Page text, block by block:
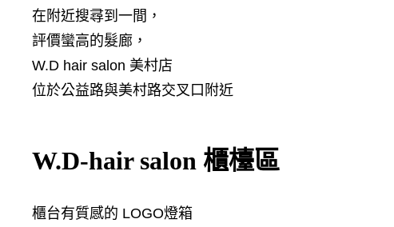
在附近搜尋到一間，
評價蠻高的髮廊，
W.D hair salon 美村店
位於公益路與美村路交叉口附近
W.D-hair salon 櫃檯區
櫃台有質感的 LOGO燈箱